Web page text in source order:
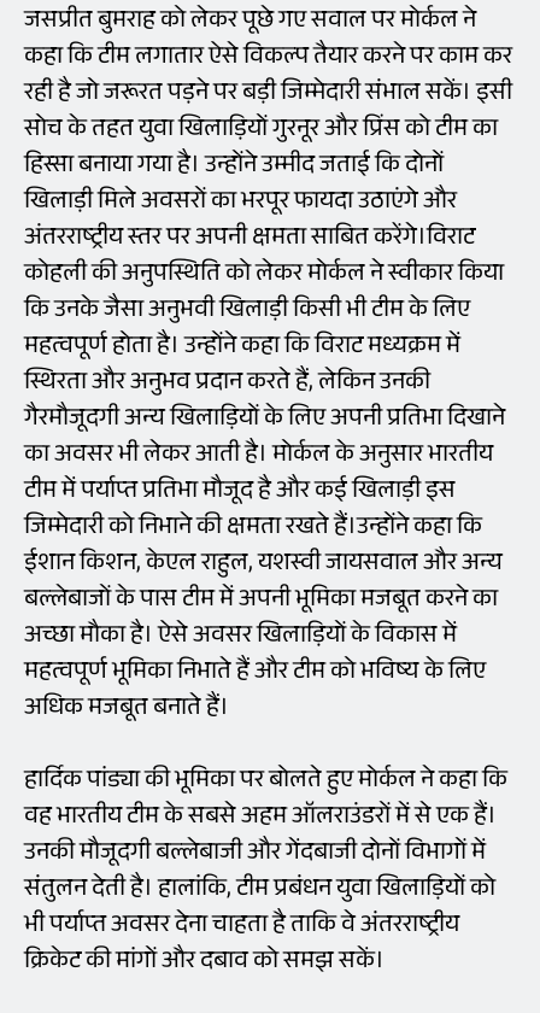
जसप्रीत बुमराह को लेकर पूछे गए सवाल पर मोर्कल ने
कहा कि टीम लगातार ऐसे विकल्प तैयार करने पर काम कर
रही है जो जरूरत पड़ने पर बड़ी जिम्मेदारी संभाल सकें। इसी
सोच के तहत युवा खिलाड़ियों गुरनूर और प्रिंस को टीम का
हिस्सा बनाया गया है। उन्होंने उम्मीद जताई कि दोनों
खिलाड़ी मिले अवसरों का भरपूर फायदा उठाएंगे और
अंतरराष्ट्रीय स्तर पर अपनी क्षमता साबित करेंगे।विराट
कोहली की अनुपस्थिति को लेकर मोर्कल ने स्वीकार किया
कि उनके जैसा अनुभवी खिलाड़ी किसी भी टीम के लिए
महत्वपूर्ण होता है। उन्होंने कहा कि विराट मध्यक्रम में
स्थिरता और अनुभव प्रदान करते हैं, लेकिन उनकी
गैरमौजूदगी अन्य खिलाड़ियों के लिए अपनी प्रतिभा दिखाने
का अवसर भी लेकर आती है। मोर्कल के अनुसार भारतीय
टीम में पर्याप्त प्रतिभा मौजूद है और कई खिलाड़ी इस
जिम्मेदारी को निभाने की क्षमता रखते हैं।उन्होंने कहा कि
ईशान किशन, केएल राहुल, यशस्वी जायसवाल और अन्य
बल्लेबाजों के पास टीम में अपनी भूमिका मजबूत करने का
अच्छा मौका है। ऐसे अवसर खिलाड़ियों के विकास में
महत्वपूर्ण भूमिका निभाते हैं और टीम को भविष्य के लिए
अधिक मजबूत बनाते हैं।
हार्दिक पांड्या की भूमिका पर बोलते हुए मोर्कल ने कहा कि
वह भारतीय टीम के सबसे अहम ऑलराउंडरों में से एक हैं।
उनकी मौजूदगी बल्लेबाजी और गेंदबाजी दोनों विभागों में
संतुलन देती है। हालांकि, टीम प्रबंधन युवा खिलाड़ियों को
भी पर्याप्त अवसर देना चाहता है ताकि वे अंतरराष्ट्रीय
क्रिकेट की मांगों और दबाव को समझ सकें।